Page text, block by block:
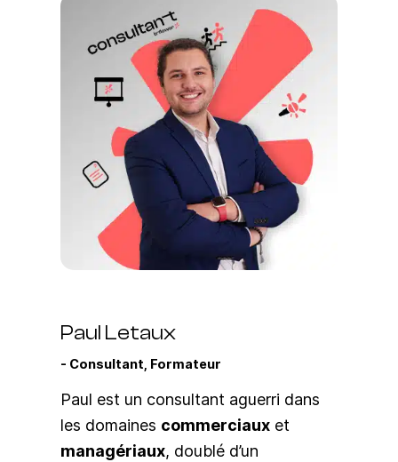
Paul Letaux
Consultant, Formateur
Paul est un consultant aguerri dans
les domaines commerciaux et
managériaux, doublé d’un